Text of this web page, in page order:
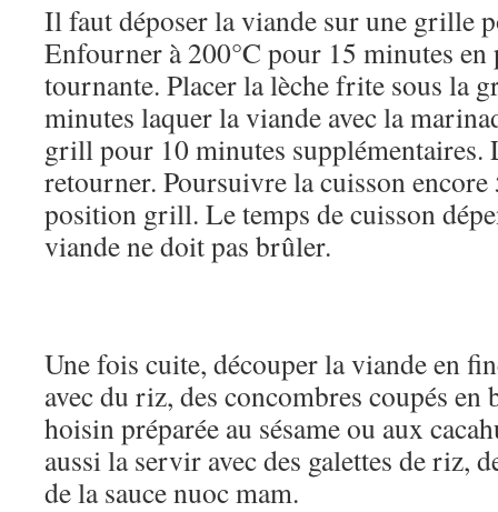
Il faut déposer la viande sur une grille
Enfourner à 200°C pour 15 minutes
tournante. Placer la lèche frite sous la
minutes laquer la viande avec la
grill pour 10 minutes supplémentaires.
retourner. Poursuivre la cuisson
position grill. Le temps de cuisson
viande ne doit pas brûler.
Une fois cuite, découper la viande en
avec du riz, des concombres coupés en
hoisin préparée au sésame ou aux
aussi la servir avec des galettes de riz,
de la sauce nuoc mam.